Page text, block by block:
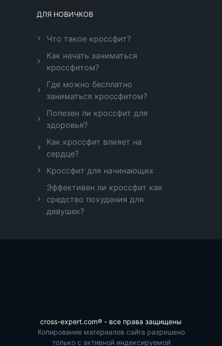
ДЛЯ НОВИЧКОВ
Что такое кроссфит?
Как начать заниматься
кроссфитом?
Где можно бесплатно
заниматься кроссфитом?
Полезен ли кроссфит для
здоровья?
Как кроссфит влияет на
сердце?
Кроссфит для начинающих
Эффективен ли кроссфит как
средство похудения для
девушек?
cross-expert.com® - все права защищены
Копирование материалов сайта разрешено
только с активной индексируемой